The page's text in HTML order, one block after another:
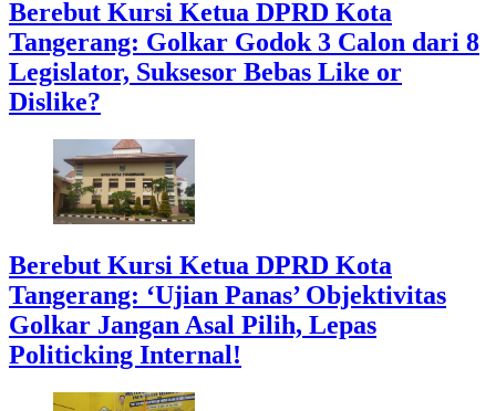
Berebut Kursi Ketua DPRD Kota
Tangerang: Golkar Godok 3 Calon dari 8
Legislator, Suksesor Bebas Like or
Dislike?
Berebut Kursi Ketua DPRD Kota
Tangerang: ‘Ujian Panas’ Objektivitas
Golkar Jangan Asal Pilih, Lepas
Politicking Internal!